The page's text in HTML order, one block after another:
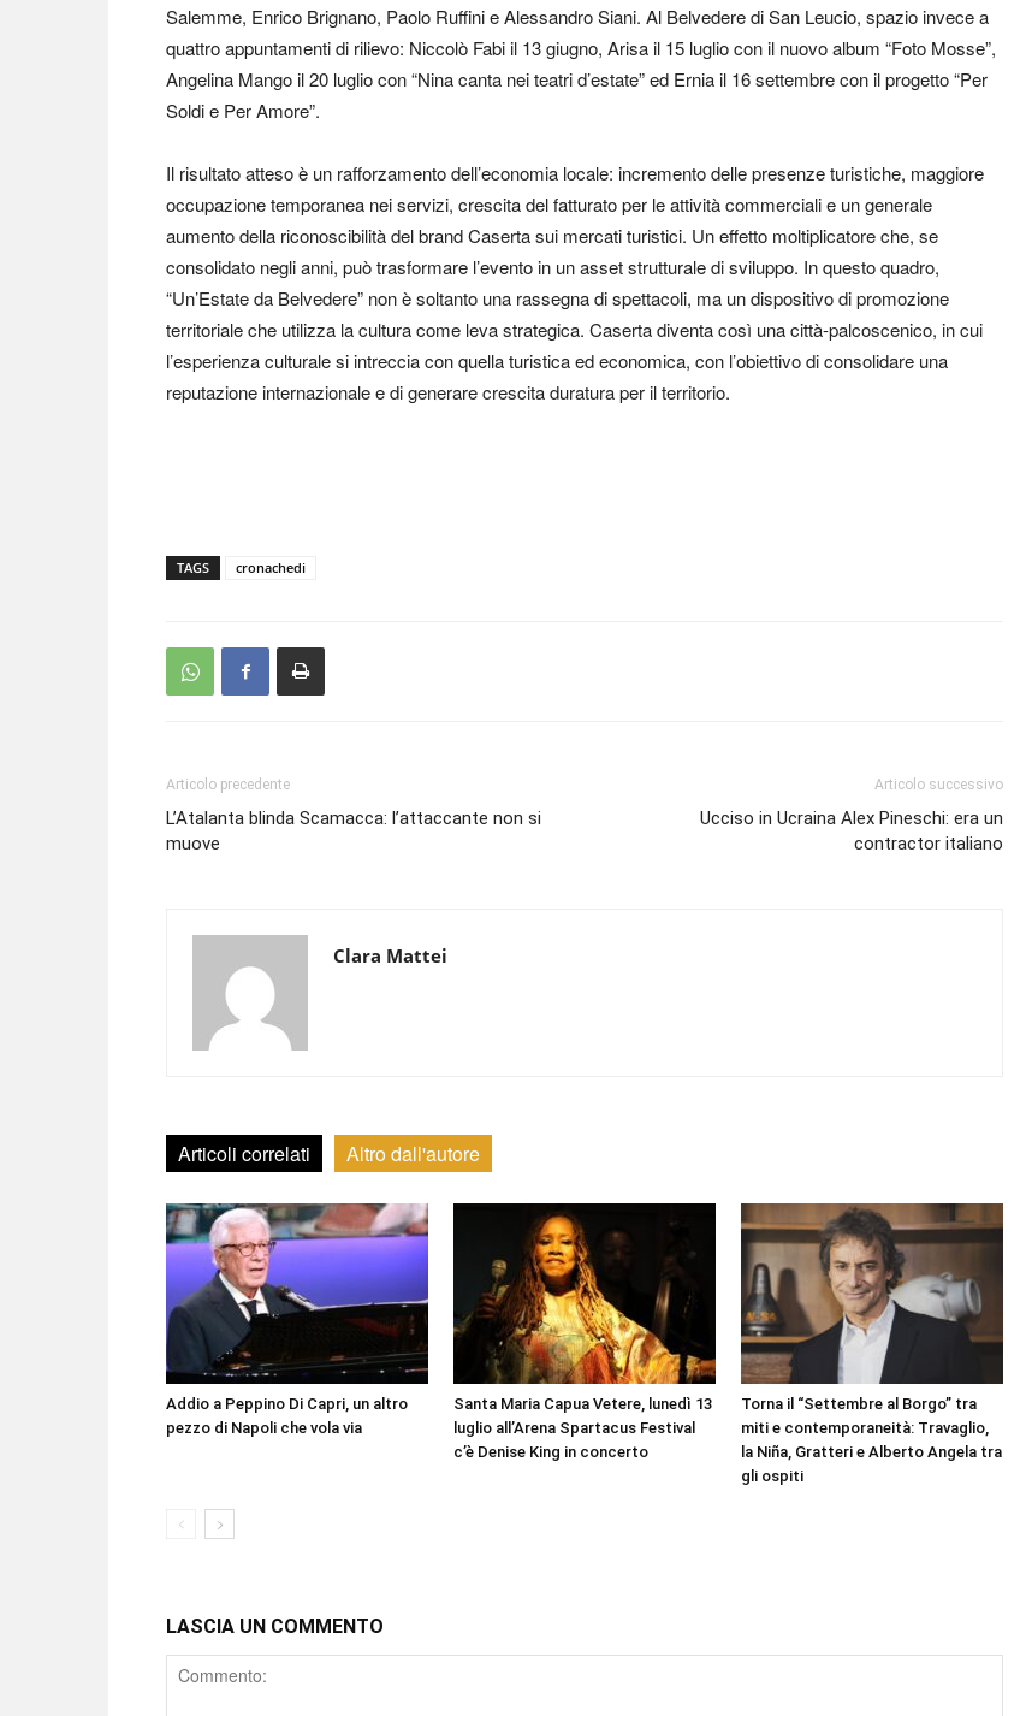
Salemme, Enrico Brignano, Paolo Ruffini e Alessandro Siani. Al Belvedere di San Leucio, spazio invece a
quattro appuntamenti di rilievo: Niccolò Fabi il 13 giugno, Arisa il 15 luglio con il nuovo album “Foto Mosse”,
Angelina Mango il 20 luglio con “Nina canta nei teatri d’estate” ed Ernia il 16 settembre con il progetto “Per
Soldi e Per Amore”.
Il risultato atteso è un rafforzamento dell’economia locale: incremento delle presenze turistiche, maggiore
occupazione temporanea nei servizi, crescita del fatturato per le attività commerciali e un generale
aumento della riconoscibilità del brand Caserta sui mercati turistici. Un effetto moltiplicatore che, se
consolidato negli anni, può trasformare l’evento in un asset strutturale di sviluppo. In questo quadro,
“Un’Estate da Belvedere” non è soltanto una rassegna di spettacoli, ma un dispositivo di promozione
territoriale che utilizza la cultura come leva strategica. Caserta diventa così una città-palcoscenico, in cui
l’esperienza culturale si intreccia con quella turistica ed economica, con l’obiettivo di consolidare una
reputazione internazionale e di generare crescita duratura per il territorio.
TAGS cronachedi
Articolo precedente
L’Atalanta blinda Scamacca: l’attaccante non si
muove
Articolo successivo
Ucciso in Ucraina Alex Pineschi: era un
contractor italiano
Clara Mattei
Articoli correlati Altro dall'autore
Addio a Peppino Di Capri, un altro
pezzo di Napoli che vola via
Santa Maria Capua Vetere, lunedì 13
luglio all’Arena Spartacus Festival
c’è Denise King in concerto
Torna il “Settembre al Borgo” tra
miti e contemporaneità: Travaglio,
la Niña, Gratteri e Alberto Angela tra
gli ospiti
LASCIA UN COMMENTO
Comment